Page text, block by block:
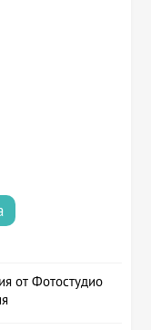
от Фотостудио